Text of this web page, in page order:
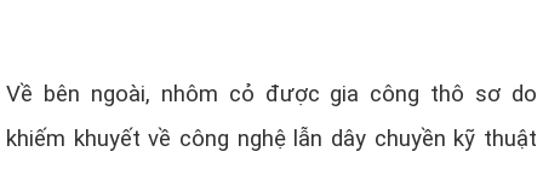
Về bên ngoài, nhôm cỏ được gia công thô sơ do
khiếm khuyết về công nghệ lẫn dây chuyền kỹ thuật